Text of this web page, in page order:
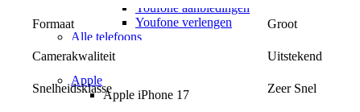
Youfone aanbiedingen
Youfone verlengen
Alle telefoons
Alle aanbiedingen
Apple
Apple iPhone 17
Formaat Groot
Camerakwaliteit Uitstekend
Snelheidsklasse Zeer Snel